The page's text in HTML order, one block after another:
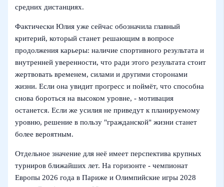
средних дистанциях.
Фактически Юлия уже сейчас обозначила главный
критерий, который станет решающим в вопросе
продолжения карьеры: наличие спортивного результата и
внутренней уверенности, что ради этого результата стоит
жертвовать временем, силами и другими сторонами
жизни. Если она увидит прогресс и поймёт, что способна
снова бороться на высоком уровне, - мотивация
останется. Если же усилия не приведут к планируемому
уровню, решение в пользу "гражданской" жизни станет
более вероятным.
Отдельное значение для неё имеет перспектива крупных
турниров ближайших лет. На горизонте - чемпионат
Европы 2026 года в Париже и Олимпийские игры 2028